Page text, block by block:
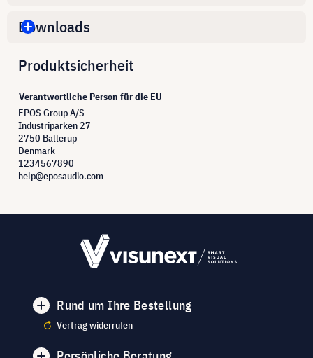
Downloads
Produktsicherheit
Verantwortliche Person für die EU
EPOS Group A/S
Industriparken 27
2750 Ballerup
Denmark
1234567890
help@eposaudio.com
Rund um Ihre Bestellung
Vertrag widerrufen